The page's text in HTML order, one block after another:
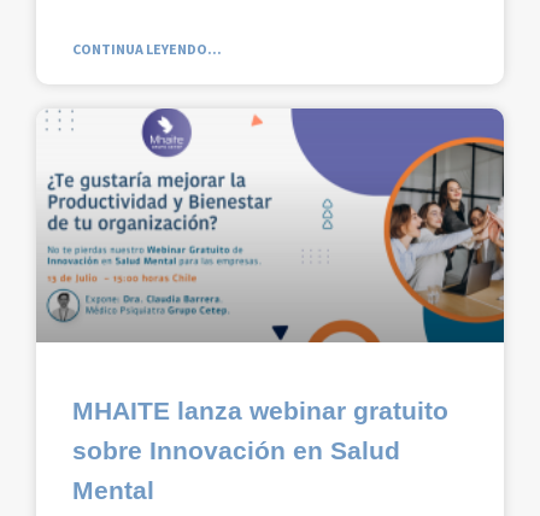
CONTINUA LEYENDO...
MHAITE lanza webinar gratuito
sobre Innovación en Salud
Mental